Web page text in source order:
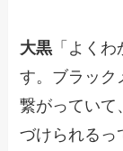
大黒 「よく
す。ブラック
繋がっていて
づけられるっ